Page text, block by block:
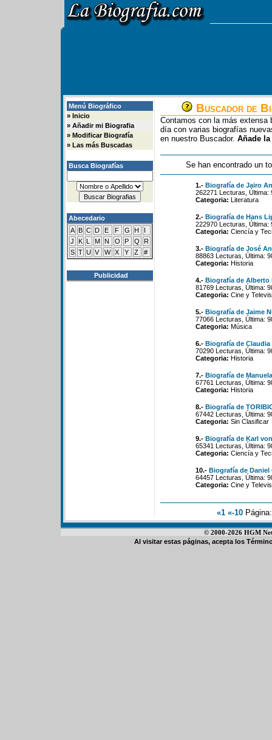
Menú Biográfico
» Inicio
» Añadir mi Biografia
» Modificar Biografía
» Las más Buscadas
Busca Biografías
Abecedario
A B C D E F G H
I
J
K L M N O P Q
R
S T U V W X Y Z #
Publicidad
Buscador de
Contamos con la más extensa
día con varias biografías
en nuestro Buscador. Añade
Se han encontrado un
1.- Biografía de Jairo
262271 Lecturas, Última:
Categoria: Literatura
2.- Biografía de Hans
222970 Lecturas,
Categoria: Ciencía y
3.- Biografía de José
88863 Lecturas, Última:
Categoria: Historia
4.- Biografía de Alberto
81769 Lecturas, Última:
Categoria: Cine y
5.- Biografía de Jaime
77066 Lecturas, Última:
Categoria: Música
6.- Biografía de Claudia
70290 Lecturas, Última:
Categoria: Historia
7.- Biografía de
67761 Lecturas, Última:
Categoria: Historia
8.- Biografía de
67442 Lecturas, Última:
Categoria: Sin Clasificar
9.- Biografía de Karl
65341 Lecturas, Última:
Categoria: Ciencía y
10.- Biografía de Daniel
64457 Lecturas, Última:
Categoria: Cine y
«1 «-10
© 2000-2026 HGM
Al visitar estas páginas, acepta los